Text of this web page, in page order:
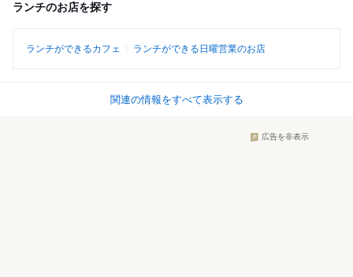
ランチのお店を探す
ランチができるカフェ ランチができる日曜営業のお店
関連の情報をすべて表示する
広告を非表示